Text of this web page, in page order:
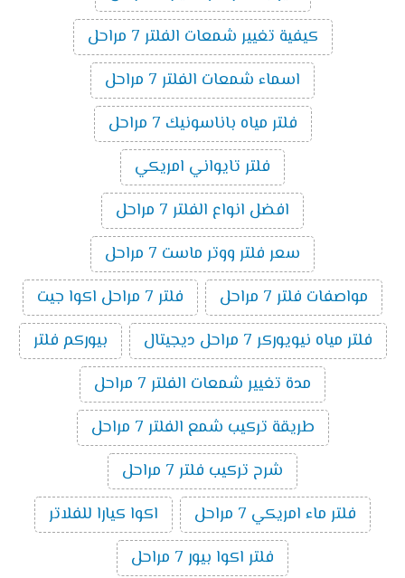
كيفية تغيير شمعات الفلتر 7 مراحل
اسماء شمعات الفلتر 7 مراحل
فلتر مياه باناسونيك 7 مراحل
فلتر تايواني امريكي
افضل انواع الفلتر 7 مراحل
سعر فلتر ووتر ماست 7 مراحل
مواصفات فلتر 7 مراحل
فلتر 7 مراحل اكوا جيت
فلتر مياه نيويوركر 7 مراحل ديجيتال
بيوركم فلتر
مدة تغيير شمعات الفلتر 7 مراحل
طريقة تركيب شمع الفلتر 7 مراحل
شرح تركيب فلتر 7 مراحل
فلتر ماء امريكي 7 مراحل
اكوا كيارا للفلاتر
فلتر اكوا بيور 7 مراحل